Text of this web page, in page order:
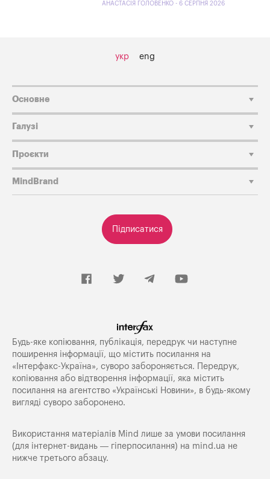
АНАСТАСІЯ ГОЛОВЕНКО - 6 СЕРПНЯ 2026
укр eng
Підписатися
Основне
Галузі
Проєкти
MindBrand
Будь-яке копiювання, публiкацiя, передрук чи наступне
поширення iнформацiї, що мiстить посилання на
«Iнтерфакс-Україна», суворо забороняється. Передрук,
копіювання або відтворення інформації, яка містить
посилання на агентство «Українські Новини», в будь-якому
вигляді суворо заборонено.
Використання матеріалів Mind лише за умови посилання
(для інтернет-видань — гіперпосилання) на mind.ua не
нижче третього абзацу.